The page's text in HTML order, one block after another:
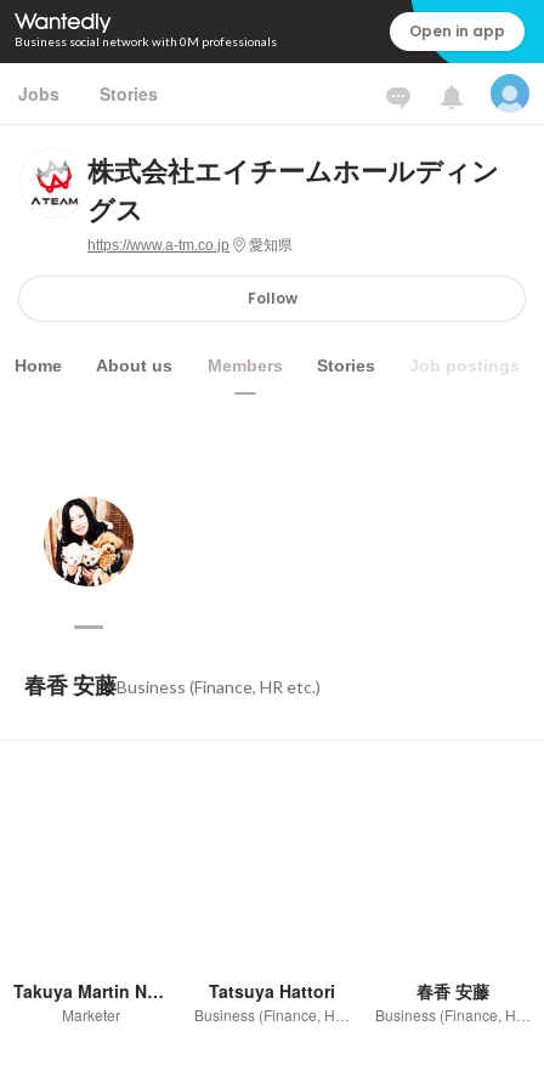
Business social network with 0M professionals Open in app
Jobs Stories
株式会社エイチームホールディン
グス
https://www.a-tm.co.jp 愛知県
Follow
Home About us Members Stories Job postings
春香 安藤Business (Finance, HR etc.)
Takuya Martin Nagase
Marketer
Tatsuya Hattori 春香 安藤